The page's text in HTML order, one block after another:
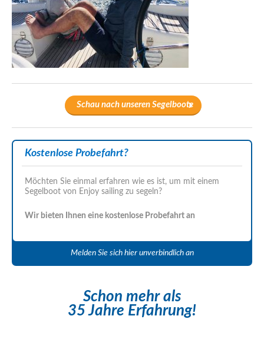
Schau nach unseren Segelboote
Kostenlose Probefahrt?
Möchten Sie einmal erfahren wie es ist, um mit einem
Segelboot von Enjoy sailing zu segeln?
Wir bieten Ihnen eine kostenlose Probefahrt an
Melden Sie sich hier unverbindlich an
Schon mehr als
35 Jahre Erfahrung!